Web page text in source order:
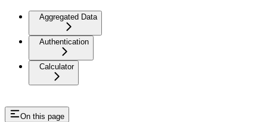
Aggregated Data
Authentication
Calculator
On this page